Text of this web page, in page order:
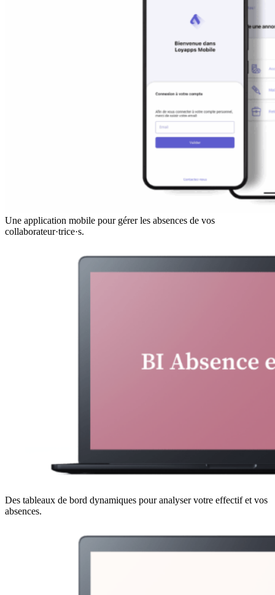
Une application mobile pour gérer les absences de vos
collaborateur·trice·s.
Des tableaux de bord dynamiques pour analyser votre effectif et vos
absences.